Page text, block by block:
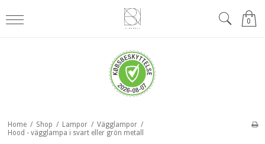
0
Home / Shop / Lampor / Vägglampor /
Hood - vägglampa i svart eller grön metall